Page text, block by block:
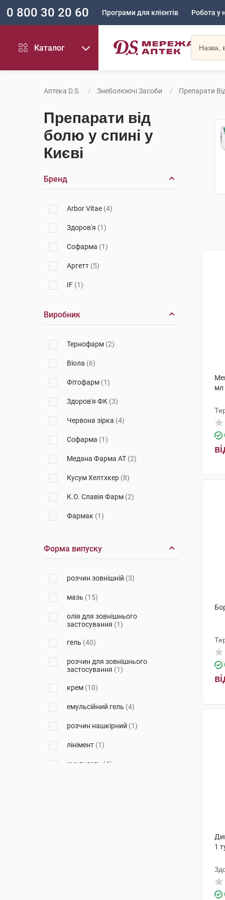
0 800 30 20 60 Програми для клієнтів Робота у
Каталог
Аптека D.S. Знеболюючі Засоби Препарати
Препарати від
болю у спині у
Києві
Бренд
Arbor Vitae (4)
Здоров'я (1)
Софарма (1)
Аргетт (5)
IF (1)
Виробник
Тернофарм (2)
Віола (6)
Фітофарм (1)
Здоров'я ФК (3)
Червона зірка (4)
Софарма (1)
Медана Фарма АТ (2)
Кусум Хелтхкер (8)
К.О. Славія Фарм (2)
Фармак (1)
Енк'юб Етікалз
Дарниця ФФ (2)
ДКП Фармацевтична фабрика
Форма випуску
розчин зовнішній (3)
мазь (15)
олія для зовнішнього
застосування (1)
гель (40)
розчин для зовнішнього
застосування (1)
крем (10)
емульсійний гель (4)
розчин нашкірний (1)
лінімент (1)
емульгель (4)
мл
1